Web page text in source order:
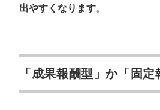
出やすくなります。
「成果報酬型」か「固